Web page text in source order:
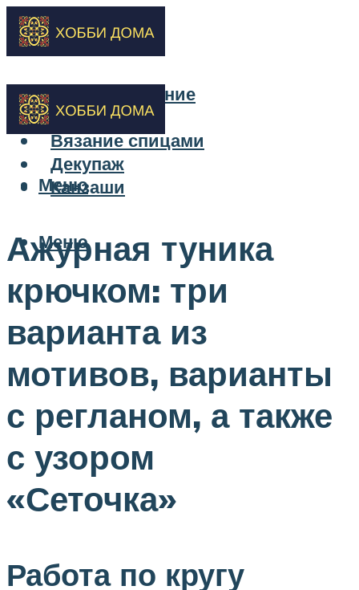
Бисероплетение
Вышивка
Вязание спицами
Декупаж
Канзаши
Меню
Меню
Ажурная туника
крючком: три
варианта из
мотивов, варианты
с регланом, а также
с узором
«Сеточка»
Работа по кругу